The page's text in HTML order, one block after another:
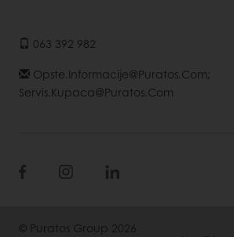
063 392 982
Opste.informacije@puratos.com;
Servis.kupaca@puratos.com
© Puratos Group 2026